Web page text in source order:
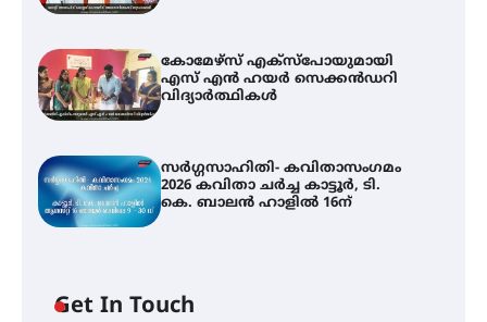
കോമേഴ്സ് എക്സ്പോയുമായി
എസ് എൻ ഹയർ സെക്കൻഡറി
വിദ്യാർത്ഥികൾ
സർഗ്ഗസാഹിതി- കവിതാസംഗമം
2026 കവിതാ ചർച്ച കാട്ടൂർ, ടി.
കെ. ബാലൻ ഹാളിൽ 16ന്
Get In Touch